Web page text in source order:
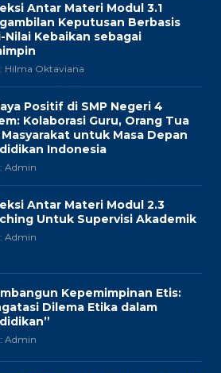
Antar Materi Modul 3.1
Keputusan Berbasis
Nilai Kebaikan sebagai
Hilma Oktaviana
Positif di SMP Negeri 4
Kolaborasi Guru, Orang Tua
untuk Masa Depan
Indonesia
Admin
Antar Materi Modul 2.3
Untuk Supervisi Akademik
Admin
Kepemimpinan Etis:
Dilema Etika dalam
Admin